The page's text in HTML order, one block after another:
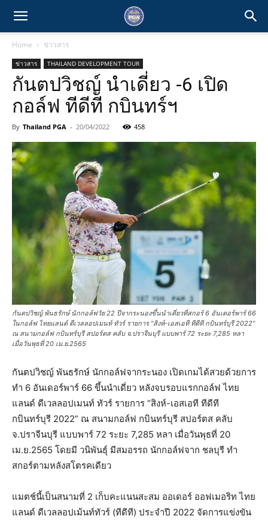
Home ข่าวสาร
ข่าวสาร THAILAND DEVELOPMENT TOUR
กันตปวิชญ์ นำเดี่ยว -6 เปิด
กอล์ฟ ทีดีที กบินทร์ฯ
By Thailand PGA - 20/04/2022 458
กันตปวิชญ์ พันธรักษ์ นักกอล์ฟวัย 22 ปีจากระนองขึ้นนำเดี่ยวที่สกอร์ 6 อันเดอร์พาร์ 66
ในกอล์ฟ ไทยแลนด์ ดีเวลลอปเมนท์ ทัวร์ รายการ "สิงห์-เอสเอที ทีดีที กบินทร์บุรี 2022"
ณ สนามกอล์ฟ กบินทร์บุรี สปอร์ตส คลับ จ.ปราจีนบุรี แบบพาร์ 72 ระยะ 7,285 หลา
เมื่อวันพุธที่ 20 เม.ย.2565
กันตปวิชญ์ พันธรักษ์ นักกอล์ฟจากระนอง เปิดเกมได้สวยด้วยการ
ทำ 6 อันเดอร์พาร์ 66 ขึ้นนำเดี่ยว หลังจบรอบแรกกอล์ฟ ไทย
แลนด์ ดีเวลลอปเมนท์ ทัวร์ รายการ “สิงห์-เอสเอที ทีดีที
กบินทร์บุรี 2022” ณ สนามกอล์ฟ กบินทร์บุรี สปอร์ตส คลับ
จ.ปราจีนบุรี แบบพาร์ 72 ระยะ 7,285 หลา เมื่อวันพุธที่ 20
เม.ย.2565 โดยมี วนิพันธุ์ มีสมอรรถ นักกอล์ฟจาก ชลบุรี ทำ
สกอร์ตามหลังสโตรคเดียว
แมตช์นี้เป็นสนามที่ 2 เก็บคะแนนสะสม ออเดอร์ ออฟเมอริท ไทย
แลนด์ ดีเวลลอปเม้นท์ทัวร์ (ทีดีที) ประจำปี 2022 จัดการแข่งขัน